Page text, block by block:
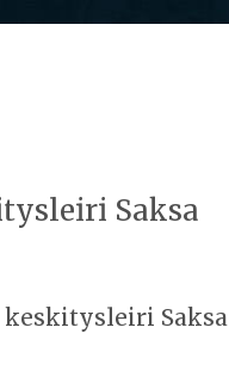
Saksa
keskitysleiri Saksa